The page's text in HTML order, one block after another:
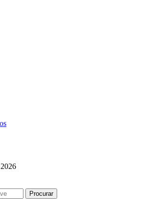
Procurar